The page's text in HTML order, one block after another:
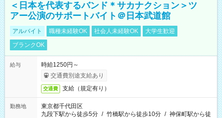
＜日本を代表するバンド＊サカナクション＞ツ
アー公演のサポートバイト＠日本武道館
アルバイト 職種未経験OK 社会人未経験OK
大学生歓迎
ブランクOK
給与
時給1250円～
交通費別途支給あり
交通費 支給（規定有り）
勤務地
東京都千代田区
九段下駅から徒歩5分 / 竹橋駅から徒歩10分 / 神保町駅から徒